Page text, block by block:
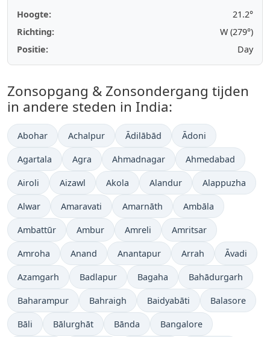
Hoogte:
21.2°
Richting:
W (279°)
Positie:
Day
Zonsopgang & Zonsondergang tijden
in andere steden in India:
Abohar Achalpur Ādilābād Ādoni
Agartala Agra Ahmadnagar Ahmedabad
Airoli Aizawl Akola Alandur Alappuzha
Alwar Amaravati Amarnāth Ambāla
Ambattūr Ambur Amreli Amritsar
Amroha Anand Anantapur Arrah Āvadi
Azamgarh Badlapur Bagaha Bahādurgarh
Baharampur Bahraigh Baidyabāti Balasore
Bāli Bālurghāt Bānda Bangalore